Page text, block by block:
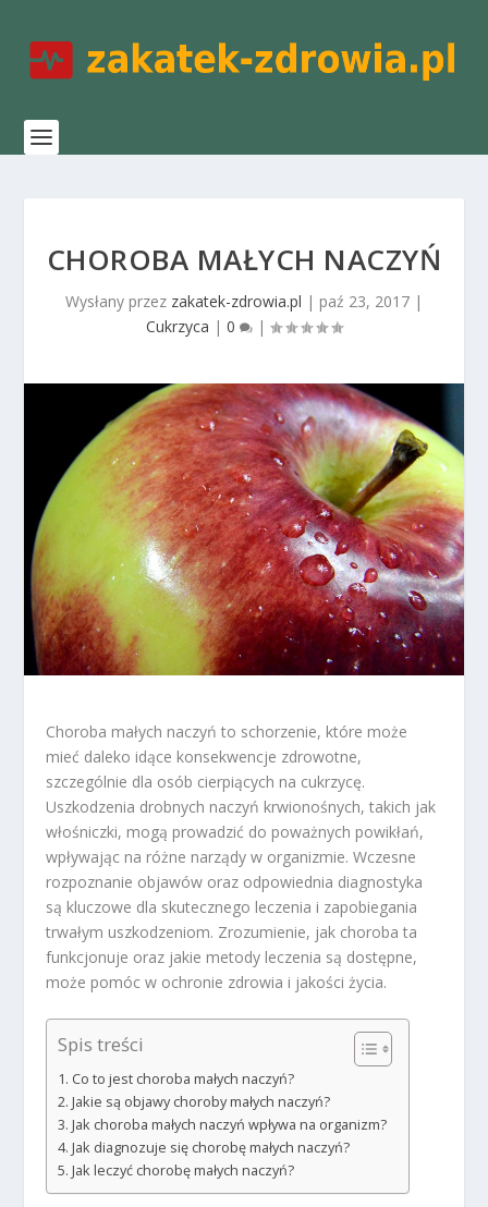
CHOROBA MAŁYCH NACZYŃ
Wysłany przez zakatek-zdrowia.pl | paź 23, 2017 |
Cukrzyca | 0 |
Choroba małych naczyń to schorzenie, które może
mieć daleko idące konsekwencje zdrowotne,
szczególnie dla osób cierpiących na cukrzycę.
Uszkodzenia drobnych naczyń krwionośnych, takich jak
włośniczki, mogą prowadzić do poważnych powikłań,
wpływając na różne narządy w organizmie. Wczesne
rozpoznanie objawów oraz odpowiednia diagnostyka
są kluczowe dla skutecznego leczenia i zapobiegania
trwałym uszkodzeniom. Zrozumienie, jak choroba ta
funkcjonuje oraz jakie metody leczenia są dostępne,
może pomóc w ochronie zdrowia i jakości życia.
Spis treści
Co to jest choroba małych naczyń?
Jakie są objawy choroby małych naczyń?
Jak choroba małych naczyń wpływa na organizm?
Jak diagnozuje się chorobę małych naczyń?
Jak leczyć chorobę małych naczyń?